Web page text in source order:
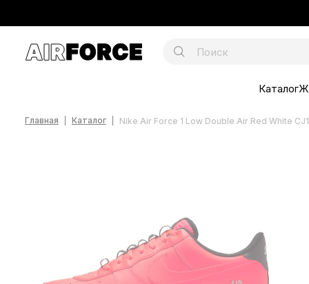
Каталог
Главная Каталог Nike Air Force 1 Low Double Air Red White